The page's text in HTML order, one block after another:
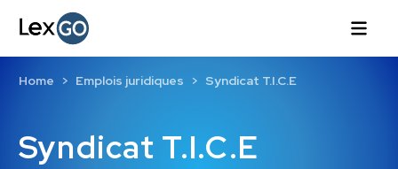
Syndicat T.I.C.E
Home Emplois juridiques Syndicat T.I.C.E